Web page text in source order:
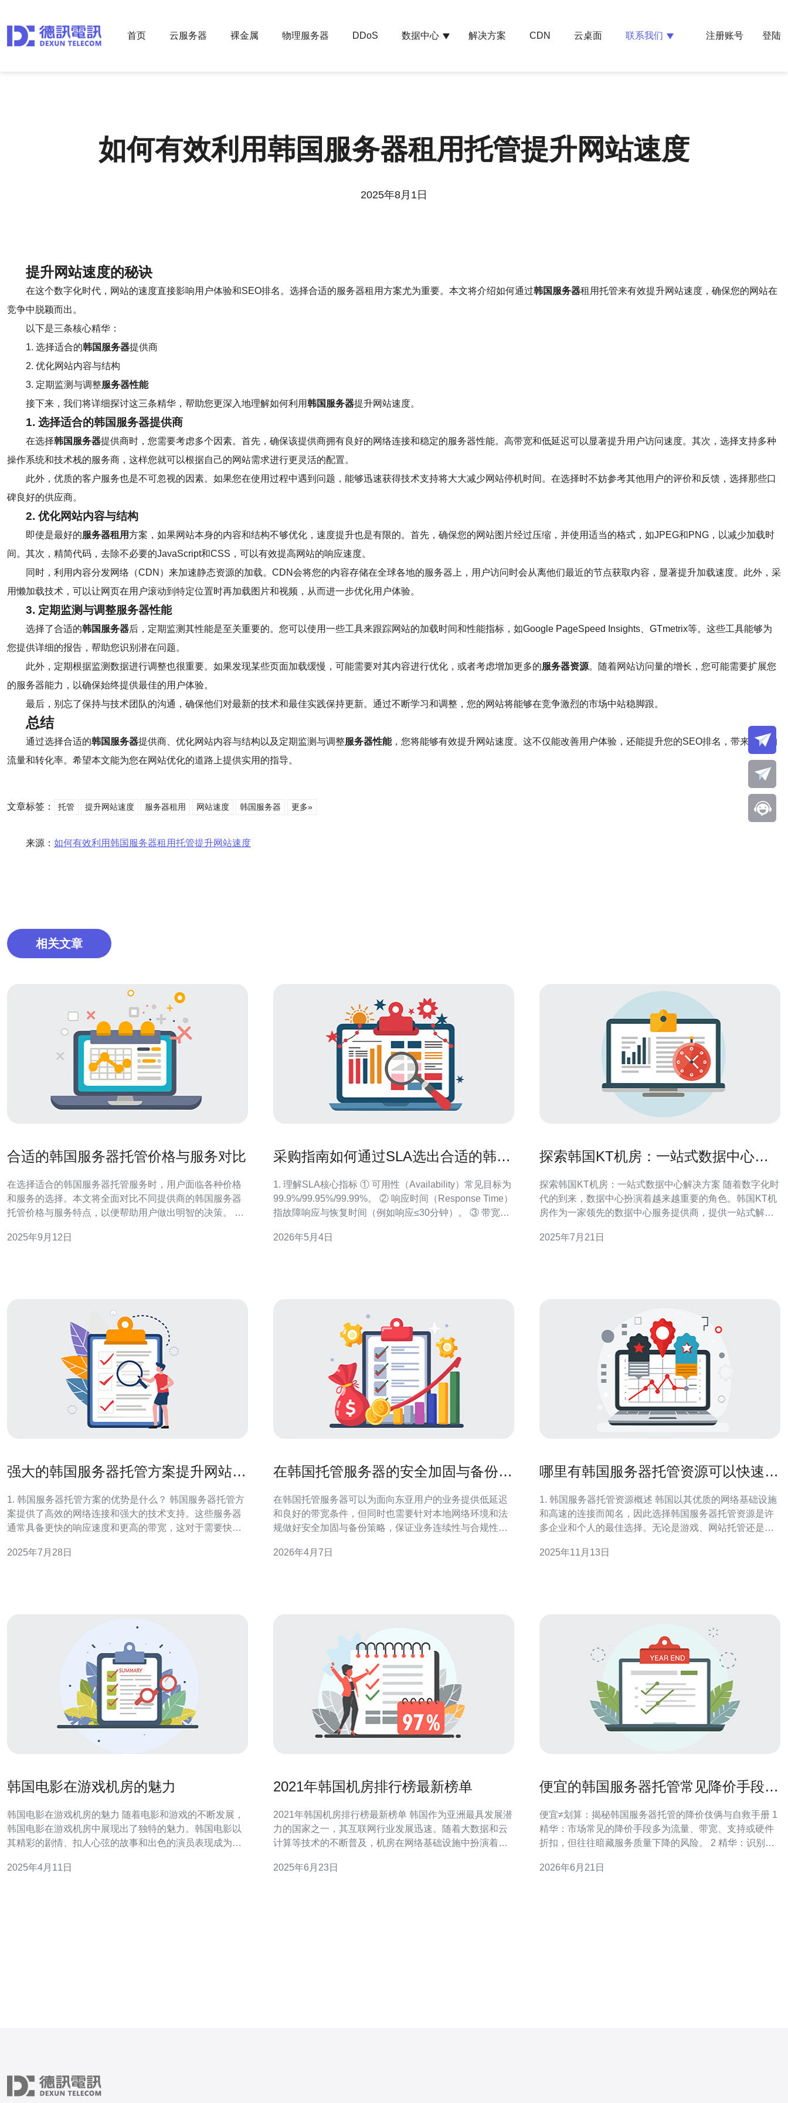
首页 云服务器 裸金属 物理服务器 DDoS 数据中心 解决方案 CDN 云桌面 联系我们 注册账号 登陆
如何有效利用韩国服务器租用托管提升网站速度
2025年8月1日
提升网站速度的秘诀
在这个数字化时代，网站的速度直接影响用户体验和SEO排名。选择合适的服务器租用方案尤为重要。本文将介绍如何通过韩国服务器租用托管来有效提升网站速度，确保您的网站在
竞争中脱颖而出。
以下是三条核心精华：
1. 选择适合的韩国服务器提供商
2. 优化网站内容与结构
3. 定期监测与调整服务器性能
接下来，我们将详细探讨这三条精华，帮助您更深入地理解如何利用韩国服务器提升网站速度。
1. 选择适合的韩国服务器提供商
在选择韩国服务器提供商时，您需要考虑多个因素。首先，确保该提供商拥有良好的网络连接和稳定的服务器性能。高带宽和低延迟可以显著提升用户访问速度。其次，选择支持多种
操作系统和技术栈的服务商，这样您就可以根据自己的网站需求进行更灵活的配置。
此外，优质的客户服务也是不可忽视的因素。如果您在使用过程中遇到问题，能够迅速获得技术支持将大大减少网站停机时间。在选择时不妨参考其他用户的评价和反馈，选择那些口
碑良好的供应商。
2. 优化网站内容与结构
即使是最好的服务器租用方案，如果网站本身的内容和结构不够优化，速度提升也是有限的。首先，确保您的网站图片经过压缩，并使用适当的格式，如JPEG和PNG，以减少加载时
间。其次，精简代码，去除不必要的JavaScript和CSS，可以有效提高网站的响应速度。
同时，利用内容分发网络（CDN）来加速静态资源的加载。CDN会将您的内容存储在全球各地的服务器上，用户访问时会从离他们最近的节点获取内容，显著提升加载速度。此外，采
用懒加载技术，可以让网页在用户滚动到特定位置时再加载图片和视频，从而进一步优化用户体验。
3. 定期监测与调整服务器性能
选择了合适的韩国服务器后，定期监测其性能是至关重要的。您可以使用一些工具来跟踪网站的加载时间和性能指标，如Google PageSpeed Insights、GTmetrix等。这些工具能够为
您提供详细的报告，帮助您识别潜在问题。
此外，定期根据监测数据进行调整也很重要。如果发现某些页面加载缓慢，可能需要对其内容进行优化，或者考虑增加更多的服务器资源。随着网站访问量的增长，您可能需要扩展您
的服务器能力，以确保始终提供最佳的用户体验。
最后，别忘了保持与技术团队的沟通，确保他们对最新的技术和最佳实践保持更新。通过不断学习和调整，您的网站将能够在竞争激烈的市场中站稳脚跟。
总结
通过选择合适的韩国服务器提供商、优化网站内容与结构以及定期监测与调整服务器性能，您将能够有效提升网站速度。这不仅能改善用户体验，还能提升您的SEO排名，带来更多的
流量和转化率。希望本文能为您在网站优化的道路上提供实用的指导。
文章标签： 托管 提升网站速度 服务器租用 网站速度 韩国服务器 更多»
来源： 如何有效利用韩国服务器租用托管提升网站速度
相关文章
合适的韩国服务器托管价格与服务对比
在选择适合的韩国服务器托管服务时，用户面临各种价格
和服务的选择。本文将全面对比不同提供商的韩国服务器
托管价格与服务特点，以便帮助用户做出明智的决策。 合
因提供商、配置和服务内容的不同而有所差异。一般来
2025年9月12日
采购指南如何通过SLA选出合适的韩国
1. 理解SLA核心指标 ① 可用性（Availability）常见目标为
99.9%/99.95%/99.99%。 ② 响应时间（Response Time）
指故障响应与恢复时间（例如响应≤30分钟）。 ③ 带宽与
1Gbps端口，95%带宽保证）。 ④ 延迟与抖动
2026年5月4日
探索韩国KT机房：一站式数据中心解
探索韩国KT机房：一站式数据中心解决方案 随着数字化时
代的到来，数据中心扮演着越来越重要的角色。韩国KT机
房作为一家领先的数据中心服务提供商，提供一站式解决
文将探索韩国KT机房的特点以及其在数据中心领域的优
2025年7月21日
强大的韩国服务器托管方案提升网站稳
1. 韩国服务器托管方案的优势是什么？ 韩国服务器托管方
案提供了高效的网络连接和强大的技术支持。这些服务器
通常具备更快的响应速度和更高的带宽，这对于需要快速
断升级，服务器的稳定性和安全性也得到显著提升。 2. 如
2025年7月28日
在韩国托管服务器的安全加固与备份最
在韩国托管服务器可以为面向东亚用户的业务提供低延迟
和良好的带宽条件，但同时也需要针对本地网络环境和法
规做好安全加固与备份策略，保证业务连续性与合规性。
项目，独服（裸金属）适合高并发或有特殊合规需求的应
2026年4月7日
哪里有韩国服务器托管资源可以快速获
1. 韩国服务器托管资源概述 韩国以其优质的网络基础设施
和高速的连接而闻名，因此选择韩国服务器托管资源是许
多企业和个人的最佳选择。无论是游戏、网站托管还是数
托管服务商众多，提供VPS（虚拟专用服务器）、云服务
2025年11月13日
韩国电影在游戏机房的魅力
韩国电影在游戏机房的魅力 随着电影和游戏的不断发展，
韩国电影在游戏机房中展现出了独特的魅力。韩国电影以
其精彩的剧情、扣人心弦的故事和出色的演员表现成为了
中的魅力，以及为什么它们如此受欢迎。 韩国电影以其精
2025年4月11日
2021年韩国机房排行榜最新榜单
2021年韩国机房排行榜最新榜单 韩国作为亚洲最具发展潜
力的国家之一，其互联网行业发展迅速。随着大数据和云
计算等技术的不断普及，机房在网络基础设施中扮演着至
稳定性和效率。 根据最新的调查和评估，以下是2021年韩
2025年6月23日
便宜的韩国服务器托管常见降价手段与
便宜≠划算：揭秘韩国服务器托管的降价伎俩与自救手册 1
精华：市场常见的降价手段多为流量、带宽、支持或硬件
折扣，但往往暗藏服务质量下降的风险。 2 精华：识别合
韩国服务器托管风险的首要步骤。 3 精华：通过验厂、
2026年6月21日